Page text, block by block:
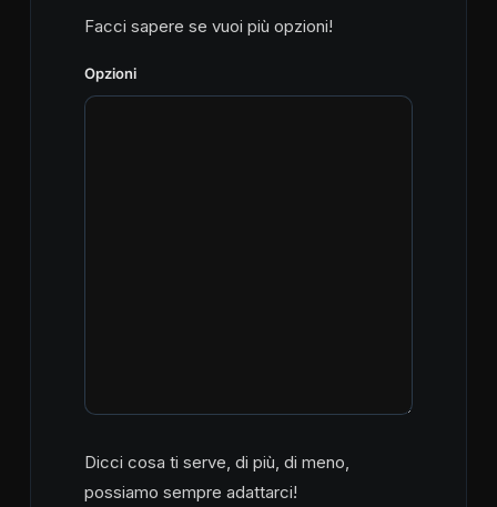
Facci sapere se vuoi più opzioni!
Opzioni
Dicci cosa ti serve, di più, di meno,
possiamo sempre adattarci!